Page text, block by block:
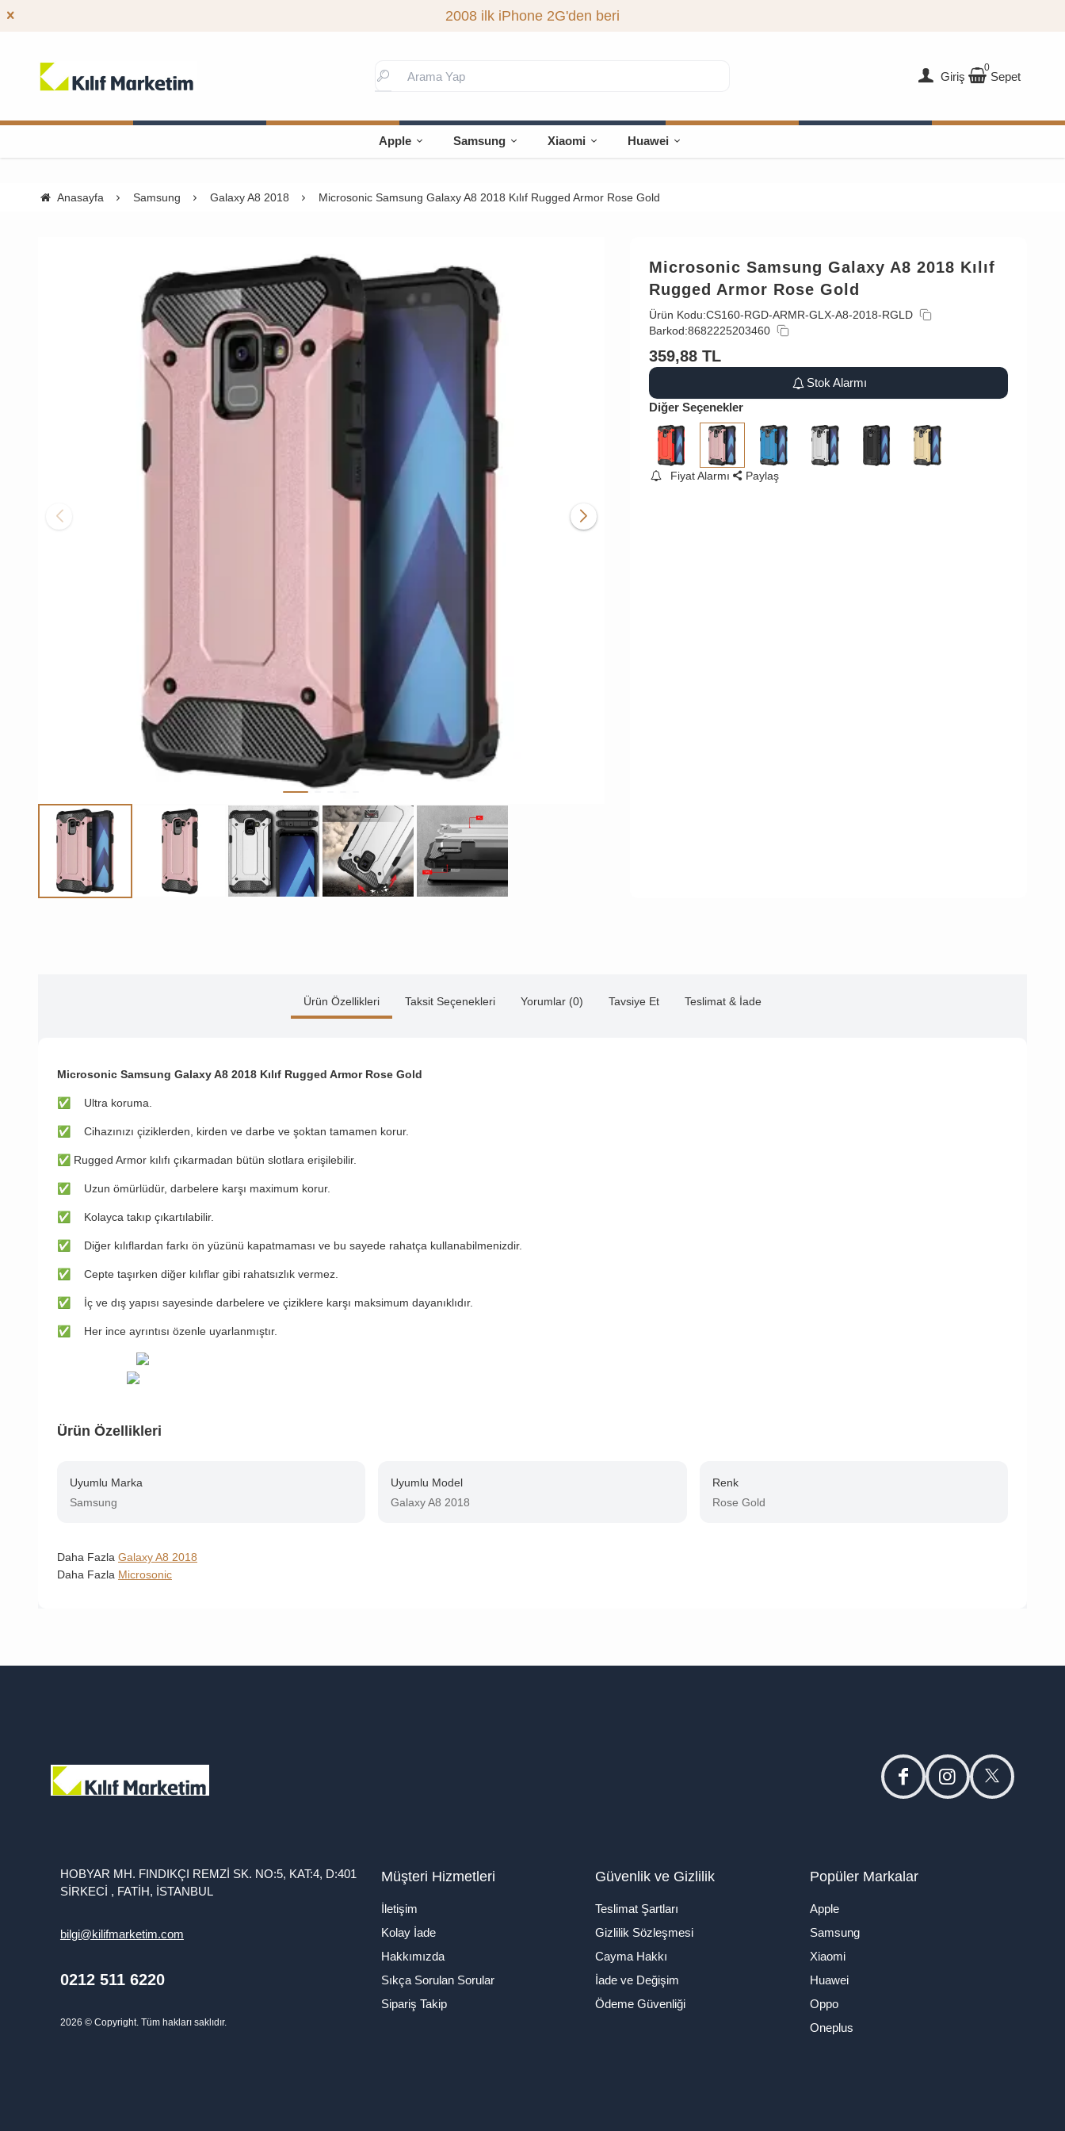
2008 ilk iPhone 2G'den beri
Giriş
0
Sepet
Apple Samsung Xiaomi Huawei
Anasayfa Samsung Galaxy A8 2018 Microsonic Samsung Galaxy A8 2018 Kılıf Rugged Armor Rose Gold
Microsonic Samsung Galaxy A8 2018 Kılıf
Rugged Armor Rose Gold
Ürün Kodu:CS160-RGD-ARMR-GLX-A8-2018-RGLD
Barkod:8682225203460
359,88 TL
Stok Alarmı
Diğer Seçenekler
Fiyat Alarmı Paylaş
Ürün Özellikleri Taksit Seçenekleri Yorumlar (0) Tavsiye Et Teslimat & İade
Microsonic Samsung Galaxy A8 2018 Kılıf Rugged Armor Rose Gold
✅ Ultra koruma.
✅ Cihazınızı çiziklerden, kirden ve darbe ve şoktan tamamen korur.
✅ Rugged Armor kılıfı çıkarmadan bütün slotlara erişilebilir.
✅ Uzun ömürlüdür, darbelere karşı maximum korur.
✅ Kolayca takıp çıkartılabilir.
✅ Diğer kılıflardan farkı ön yüzünü kapatmaması ve bu sayede rahatça kullanabilmenizdir.
✅ Cepte taşırken diğer kılıflar gibi rahatsızlık vermez.
✅ İç ve dış yapısı sayesinde darbelere ve çiziklere karşı maksimum dayanıklıdır.
✅ Her ince ayrıntısı özenle uyarlanmıştır.
Ürün Özellikleri
Uyumlu Marka
Samsung
Uyumlu Model
Galaxy A8 2018
Renk
Rose Gold
Daha Fazla Galaxy A8 2018
Daha Fazla Microsonic
facebookinstagramtwitter
HOBYAR MH. FINDIKÇI REMZİ SK. NO:5, KAT:4, D:401
SİRKECİ , FATİH, İSTANBUL
bilgi@kilifmarketim.com
0212 511 6220
2026 © Copyright. Tüm hakları saklıdır.
Müşteri Hizmetleri
İletişim
Kolay İade
Hakkımızda
Sıkça Sorulan Sorular
Sipariş Takip
Güvenlik ve Gizlilik
Teslimat Şartları
Gizlilik Sözleşmesi
Cayma Hakkı
İade ve Değişim
Ödeme Güvenliği
Popüler Markalar
Apple
Samsung
Xiaomi
Huawei
Oppo
Oneplus